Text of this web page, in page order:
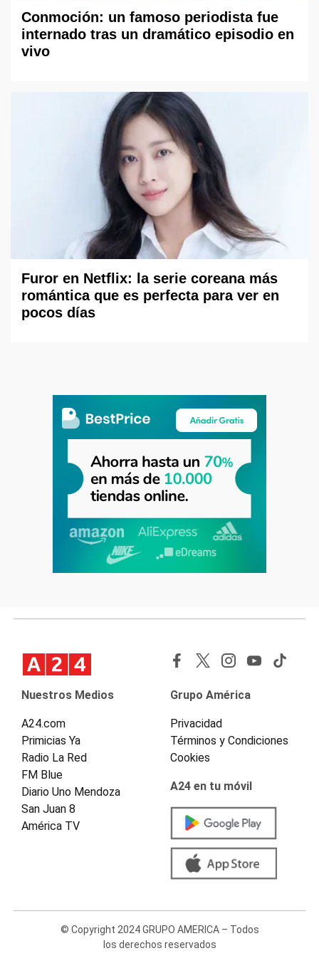
Conmoción: un famoso periodista fue
internado tras un dramático episodio en
vivo
Furor en Netflix: la serie coreana más
romántica que es perfecta para ver en
pocos días
Nuestros Medios
A24.com
Primicias Ya
Radio La Red
FM Blue
Diario Uno Mendoza
San Juan 8
América TV
Grupo América
Privacidad
Términos y Condiciones
Cookies
A24 en tu móvil
© Copyright 2024 GRUPO AMERICA – Todos
los derechos reservados